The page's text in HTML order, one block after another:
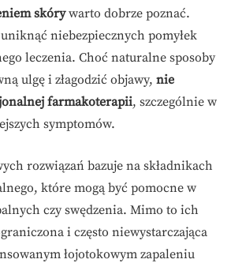
skórywarto dobrze poznać.
niebezpiecznych pomyłek
leczenia. Choć naturalne sposoby
ulgę i złagodzić objawy, nie
farmakoterapii, szczególnie w
symptomów.
rozwiązań bazuje na składnikach
które mogą być pomocne w
czy swędzenia. Mimo to ich
i często niewystarczająca
łojotokowym zapaleniu